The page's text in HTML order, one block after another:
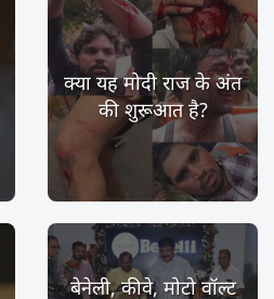
क्या यह मोदी राज के अंत
की शुरूआत है?
बेनेली, कीवे, मोटो वॉल्ट